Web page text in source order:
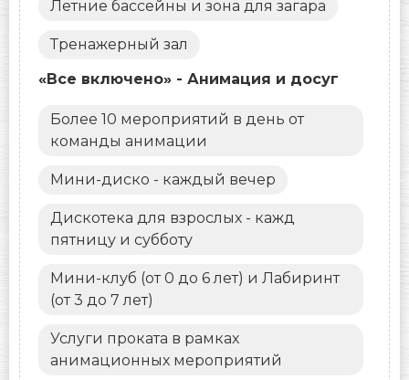
Летние бассейны и зона для загара
Тренажерный зал
«Все включено» - Анимация и досуг
Более 10 мероприятий в день от
команды анимации
Мини-диско - каждый вечер
Дискотека для взрослых - кажд
пятницу и субботу
Мини-клуб (от 0 до 6 лет) и Лабиринт
(от 3 до 7 лет)
Услуги проката в рамках
анимационных мероприятий